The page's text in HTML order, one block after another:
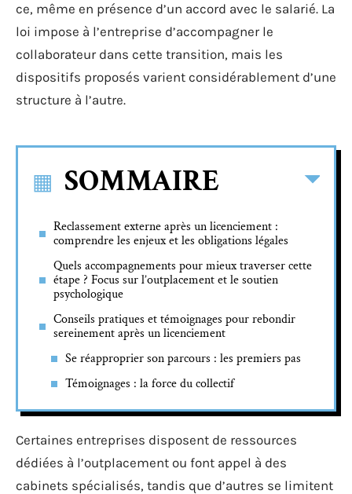
ce, même en présence d’un accord avec le salarié. La
loi impose à l’entreprise d’accompagner le
collaborateur dans cette transition, mais les
dispositifs proposés varient considérablement d’une
structure à l’autre.
SOMMAIRE
Reclassement externe après un licenciement :
comprendre les enjeux et les obligations légales
Quels accompagnements pour mieux traverser cette
étape ? Focus sur l’outplacement et le soutien
psychologique
Conseils pratiques et témoignages pour rebondir
sereinement après un licenciement
Se réapproprier son parcours : les premiers pas
Témoignages : la force du collectif
Certaines entreprises disposent de ressources
dédiées à l’outplacement ou font appel à des
cabinets spécialisés, tandis que d’autres se limitent